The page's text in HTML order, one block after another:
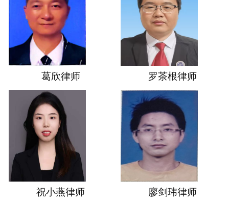
葛欣律师 罗茶根律师
祝小燕律师 廖剑玮律师